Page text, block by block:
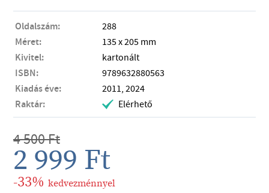
Oldalszám: 288
Méret: 135 x 205 mm
Kivitel: kartonált
ISBN: 9789632880563
Kiadás éve: 2011, 2024
Raktár: . Elérhető
4 500Ft
2 999 Ft
-33% kedvezménnyel